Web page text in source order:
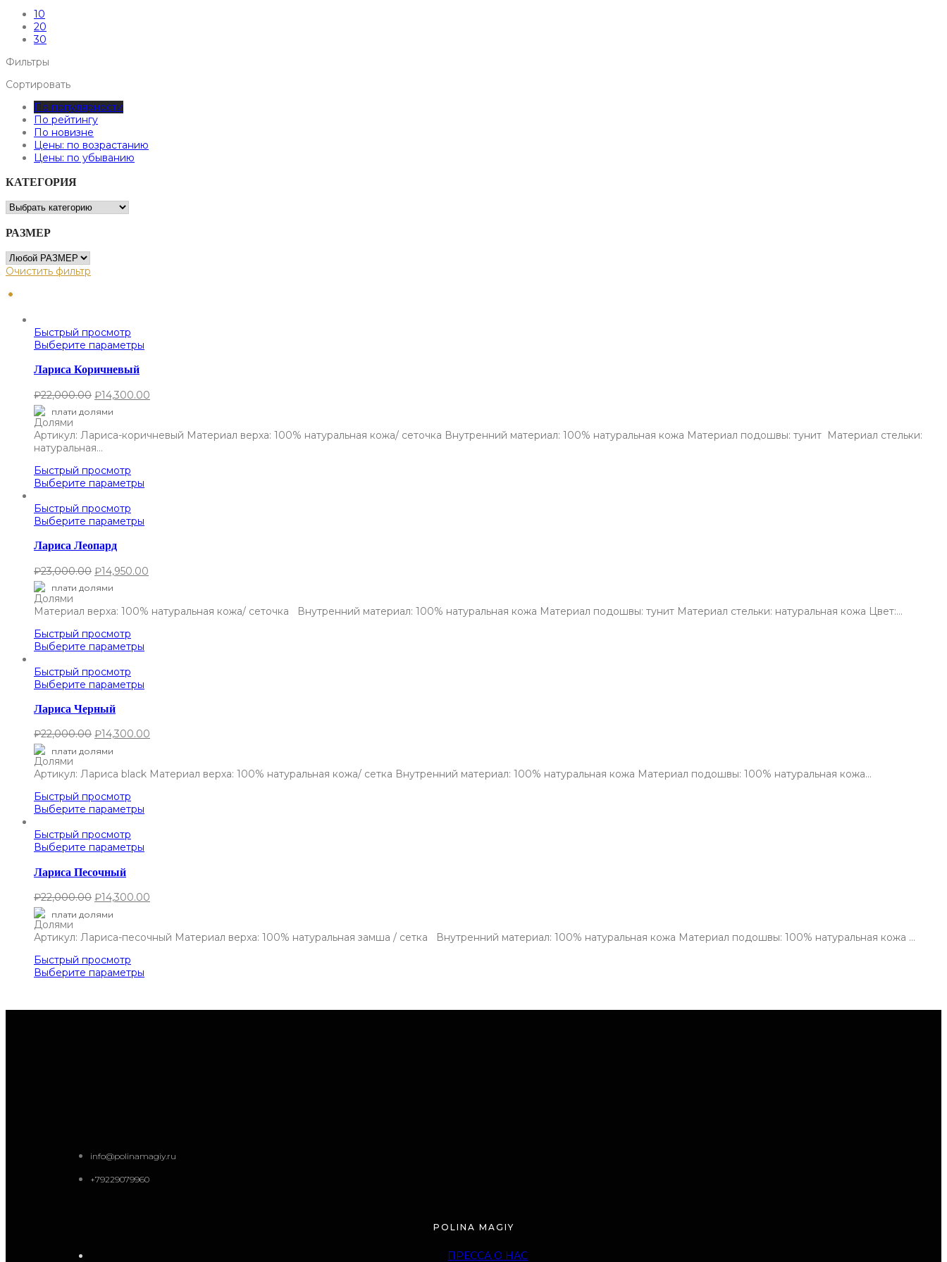
10
20
30
Фильтры
Сортировать
По популярности
По рейтингу
По новизне
Цены: по возрастанию
Цены: по убыванию
КАТЕГОРИЯ
РАЗМЕР
Очистить фильтр
Быстрый просмотр
Выберите параметры
Лариса Коричневый
₽22,000.00 ₽14,300.00
плати долями
Артикул: Лариса-коричневый Материал верха: 100% натуральная кожа/ сеточка Внутренний материал: 100% натуральная кожа Материал подошвы: тунит Материал стельки:
натуральная…
Быстрый просмотр
Выберите параметры
Быстрый просмотр
Выберите параметры
Лариса Леопард
₽23,000.00 ₽14,950.00
плати долями
Материал верха: 100% натуральная кожа/ сеточка Внутренний материал: 100% натуральная кожа Материал подошвы: тунит Материал стельки: натуральная кожа Цвет:…
Быстрый просмотр
Выберите параметры
Быстрый просмотр
Выберите параметры
Лариса Черный
₽22,000.00 ₽14,300.00
плати долями
Артикул: Лариса black Материал верха: 100% натуральная кожа/ сетка Внутренний материал: 100% натуральная кожа Материал подошвы: 100% натуральная кожа…
Быстрый просмотр
Выберите параметры
Быстрый просмотр
Выберите параметры
Лариса Песочный
₽22,000.00 ₽14,300.00
плати долями
Артикул: Лариса-песочный Материал верха: 100% натуральная замша / сетка Внутренний материал: 100% натуральная кожа Материал подошвы: 100% натуральная кожа …
Быстрый просмотр
Выберите параметры
info@polinamagiy.ru
+79229079960
POLINA MAGIY
ПРЕССА О НАС